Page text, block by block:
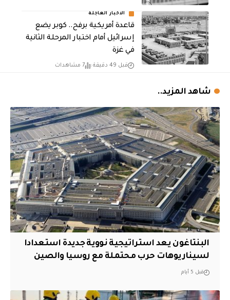
الاخبار العاجلة
قاعدة أمريكية برفح.. كوبر يضع
إسرائيل أمام اختبار المرحلة الثانية
في غزة
قبل 49 دقيقة 7 مشاهدات
شاهد المزيد..
البنتاغون يعد استراتيجية نووية جديدة استعدادا
لسيناريوهات حرب محتملة مع روسيا والصين
قبل 5 أيام